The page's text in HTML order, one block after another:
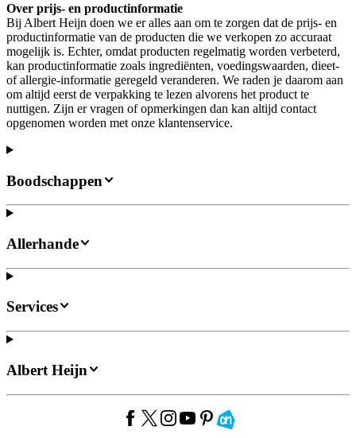
Over prijs- en productinformatie
Bij Albert Heijn doen we er alles aan om te zorgen dat de prijs- en
productinformatie van de producten die we verkopen zo accuraat
mogelijk is. Echter, omdat producten regelmatig worden verbeterd,
kan productinformatie zoals ingrediënten, voedingswaarden, dieet-
of allergie-informatie geregeld veranderen. We raden je daarom aan
om altijd eerst de verpakking te lezen alvorens het product te
nuttigen. Zijn er vragen of opmerkingen dan kan altijd contact
opgenomen worden met onze klantenservice.
Boodschappen
Allerhande
Services
Albert Heijn